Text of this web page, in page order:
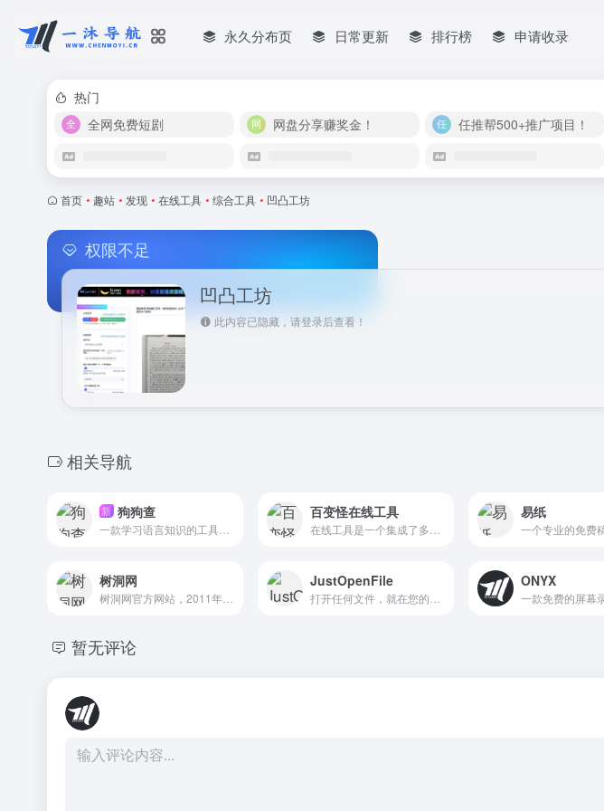
永久分布页 日常更新 排行榜 申请收录
热门
全网免费短剧
网盘分享赚奖金！ 任推帮500+推广项目！
首页 • 趣站 • 发现 • 在线工具 • 综合工具 • 凹凸工坊
权限不足
凹凸工坊
此内容已隐藏，请登录后查看！
相关导航
新 狗狗查 百变怪在线工具 易纸
树洞网 JustOpenFile ONYX
暂无评论